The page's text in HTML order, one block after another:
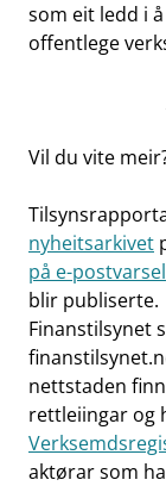
som eit ledd i
offentlege
Vil du vite
nyheitsarkivet
på e-postvarsel
blir publiserte.
Finanstilsynet
nettstaden
rettleiingar og
aktørar som